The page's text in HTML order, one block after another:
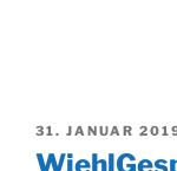
AM
31. JANUAR